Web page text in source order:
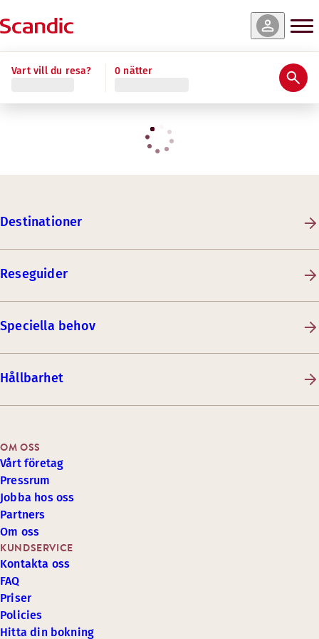
Vart vill du resa? 0 nätter
Destinationer
Reseguider
Speciella behov
Hållbarhet
KUNDSERVICE
Kontakta oss
FAQ
Priser
Policies
Hitta din bokning
OM OSS
Vårt företag
Pressrum
Jobba hos oss
Partners
Om oss